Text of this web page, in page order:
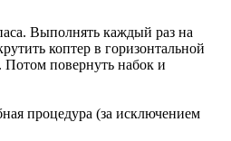
Выполнять каждый раз на
коптер в горизонтальной
Потом повернуть набок и
процедура (за исключением